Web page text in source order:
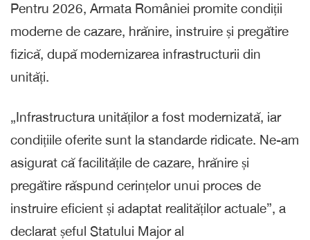
Pentru 2026, Armata României promite condiții
moderne de cazare, hrănire, instruire și pregătire
fizică, după modernizarea infrastructurii din
unități.
„Infrastructura unităților a fost modernizată, iar
condițiile oferite sunt la standarde ridicate. Ne-am
asigurat că facilitățile de cazare, hrănire și
pregătire răspund cerințelor unui proces de
instruire eficient și adaptat realităților actuale”, a
declarat șeful Statului Major al